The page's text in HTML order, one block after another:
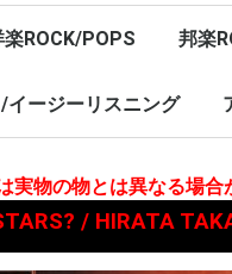
楽ROCK/POPS
12inch/10inch
邦楽
LP/
7inch
イージーリスニング
実物の物とは異なる場
/ HIRATA